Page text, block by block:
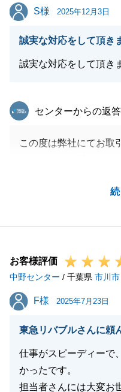
S様
S様 2025年12月3日
誠実な対応をして頂き
誠実な対応をして頂き
東急リバブル
センターからの返答
この度は弊社にてお取
がとうございました。
S様の担当として、ご
できて大変嬉しく思っ
是非ご連絡を頂戴でき
皆様のご健康とご多幸
お客様評価
中野センター / 千葉県 市川市
F様
F様 2025年7月23日
東急リバブルさんに頼
仕事がスピーディーで
かったです。
担当者さんには大変お